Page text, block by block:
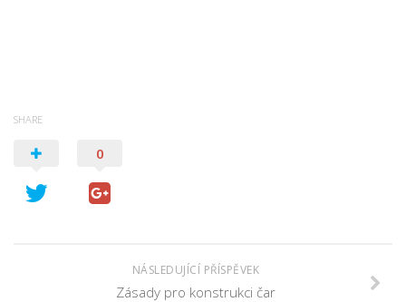
SHARE
0
NÁSLEDUJÍCÍ PŘÍSPĚVEK
Zásady pro konstrukci čar